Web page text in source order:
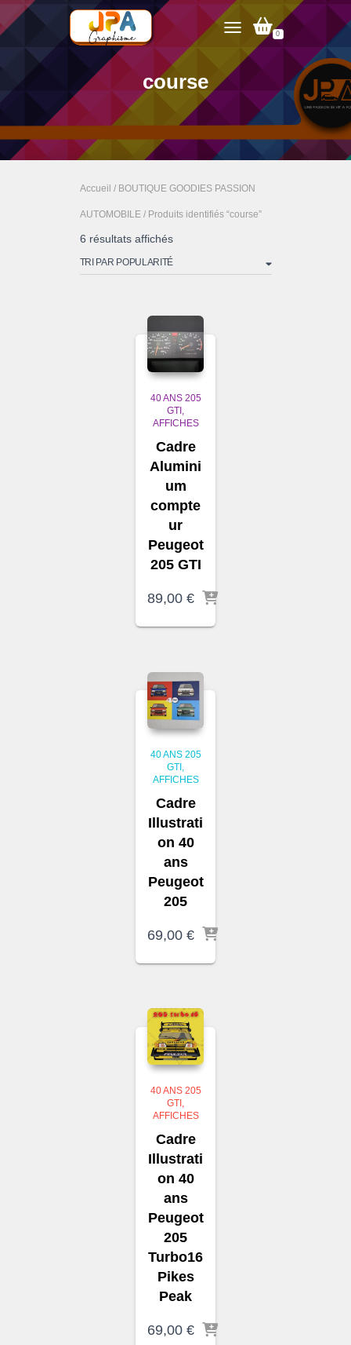
TOGGLE NAVIGATION
0
course
Accueil / BOUTIQUE GOODIES PASSION
AUTOMOBILE/ Produits identifiés “course”
6 résultats affichésTrié
popularité
40 ANS 205
GTI
AFFICHES
Cadre
Alumini
um
compte
ur
Peugeot
205 GTI
89,00 €
40 ANS 205
GTI
AFFICHES
Cadre
Illustrati
on 40
ans
Peugeot
205
69,00 €
40 ANS 205
GTI
AFFICHES
Cadre
Illustrati
on 40
ans
Peugeot
205
Turbo16
Pikes
Peak
69,00 €